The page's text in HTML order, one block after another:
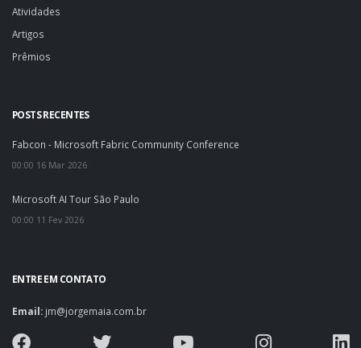
Atividades
Artigos
Prêmios
POSTS RECENTES
Fabcon - Microsoft Fabric Community Conference
00:00 16 Mar 2026
Microsoft AI Tour São Paulo
00:00 11 Fev 2026
ENTRE EM CONTATO
Email: jm@jorgemaia.com.br